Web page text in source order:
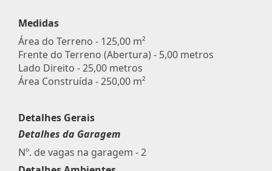
Medidas
Área do Terreno - 125,00 m²
Frente do Terreno (Abertura) - 5,00 metros
Lado Direito - 25,00 metros
Área Construída - 250,00 m²
Detalhes Gerais
Detalhes da Garagem
Nº. de vagas na garagem - 2